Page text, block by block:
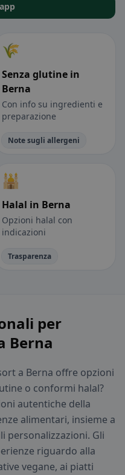
🌾
Senza glutine in
Berna
Con info su ingredienti e
preparazione
Note sugli allergeni
🕌
Halal in Berna
Opzioni halal con
indicazioni
Trasparenza
per
Berna
a Berna offre opzioni
o conformi halal?
autentiche della
alimentari, insieme a
personalizzazioni. Gli
riguardo alla
vegane, ai piatti